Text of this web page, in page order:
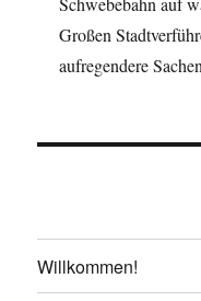
Großen
aufregendere
Willkommen!